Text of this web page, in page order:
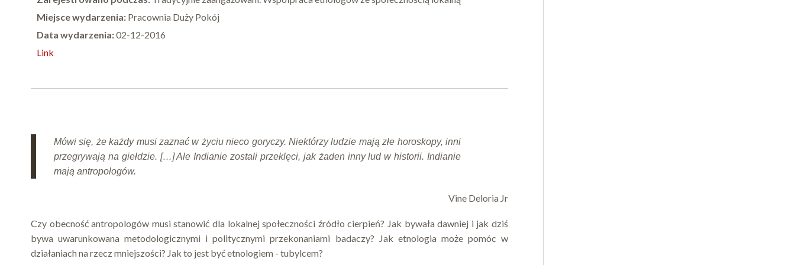
Miejsce wydarzenia: Pracownia Duży Pokój
Data wydarzenia:02-12-2016
Link
Mówi się, że każdy musi zaznać w życiu nieco goryczy. Niektórzy ludzie mają złe horoskopy, inni
przegrywają na giełdzie. […] Ale Indianie zostali przeklęci, jak żaden inny lud w historii. Indianie
mają antropologów.
Vine Deloria Jr
Czy obecność antropologów musi stanowić dla lokalnej społeczności źródło cierpień? Jak bywała dawniej i jak dziś
bywa uwarunkowana metodologicznymi i politycznymi przekonaniami badaczy? Jak etnologia może pomóc w
działaniach na rzecz mniejszości? Jak to jest być etnologiem - tubylcem?